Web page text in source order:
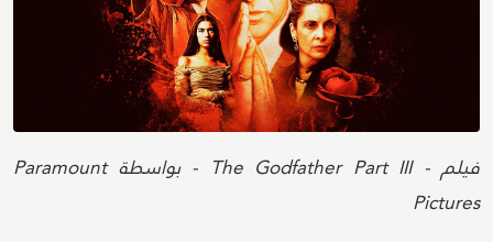
Attribution
فيلم - The Godfather Part III - بواسطة Paramount
Pictures